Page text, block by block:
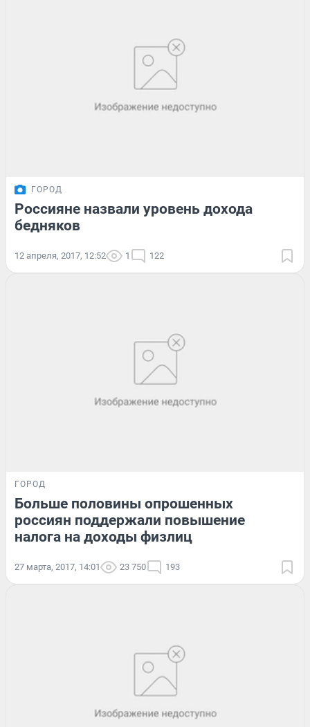
ГОРОД
Россияне назвали уровень дохода
бедняков
12 апреля, 2017, 12:52 1 122
ГОРОД
Больше половины опрошенных
россиян поддержали повышение
налога на доходы физлиц
27 марта, 2017, 14:01 23 750 193